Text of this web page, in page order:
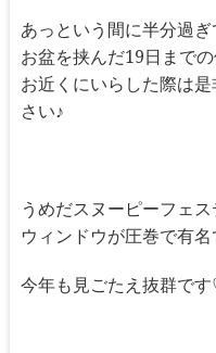
あっという間に半分過ぎ
お盆を挟んだ19日まで
お近くにいらした際は
さい♪
うめだスヌーピーフェス
ウィンドウが圧巻で有名
今年も見ごたえ抜群で